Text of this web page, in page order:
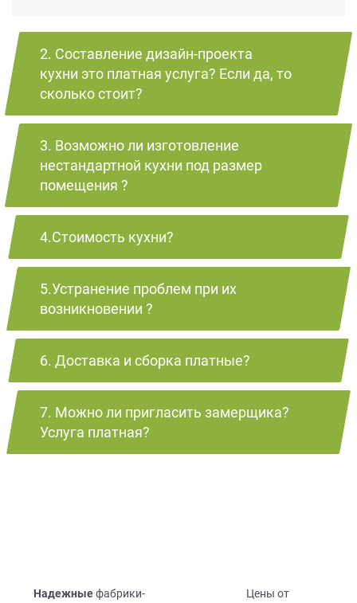
2. Составление дизайн-проекта
кухни это платная услуга? Если да, то
сколько стоит?
3. Возможно ли изготовление
нестандартной кухни под размер
помещения ?
4.Стоимость кухни?
5.Устранение проблем при их
возникновении ?
6. Доставка и сборка платные?
7. Можно ли пригласить замерщика?
Услуга платная?
Надежныефабрики-
Цены от